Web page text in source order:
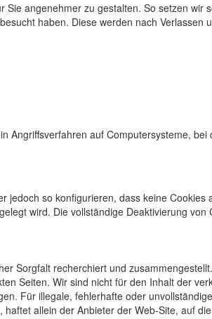
angenehmer zu gestalten. So setzen wir
haben. Diese werden nach Verlassen
Angriffsverfahren auf Computersysteme, bei
jedoch so konfigurieren, dass keine Cookies
wird. Die vollständige Deaktivierung von
Sorgfalt recherchiert und
Seiten. Wir sind nicht für den Inhalt der
Für illegale, fehlerhafte oder
allein der Anbieter der Web-Site, auf